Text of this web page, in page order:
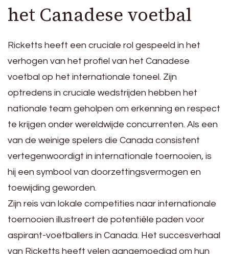
het Canadese voetbal
Ricketts heeft een cruciale rol gespeeld in het
verhogen van het profiel van het Canadese
voetbal op het internationale toneel. Zijn
optredens in cruciale wedstrijden hebben het
nationale team geholpen om erkenning en respect
te krijgen onder wereldwijde concurrenten. Als een
van de weinige spelers die Canada consistent
vertegenwoordigt in internationale toernooien, is
hij een symbool van doorzettingsvermogen en
toewijding geworden.
Zijn reis van lokale competities naar internationale
toernooien illustreert de potentiële paden voor
aspirant-voetballers in Canada. Het succesverhaal
van Ricketts heeft velen aangemoedigd om hun